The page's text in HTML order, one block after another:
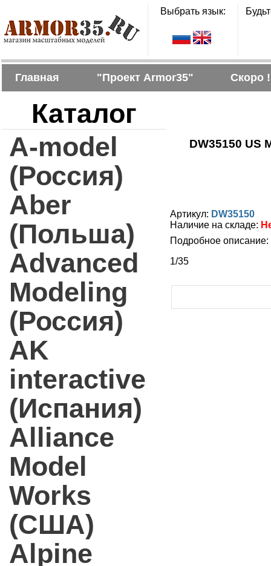
Выбрать язык:
Главная "Проект Armor35" Скоро !
Каталог
A-model
(Россия)
Aber
(Польша)
Advanced
Modeling
(Россия)
AK
interactive
(Испания)
Alliance
Model
Works
(США)
Alpine
DW35150 US
Артикул: DW35150
Наличие на складе:
Подробное описание:
1/35